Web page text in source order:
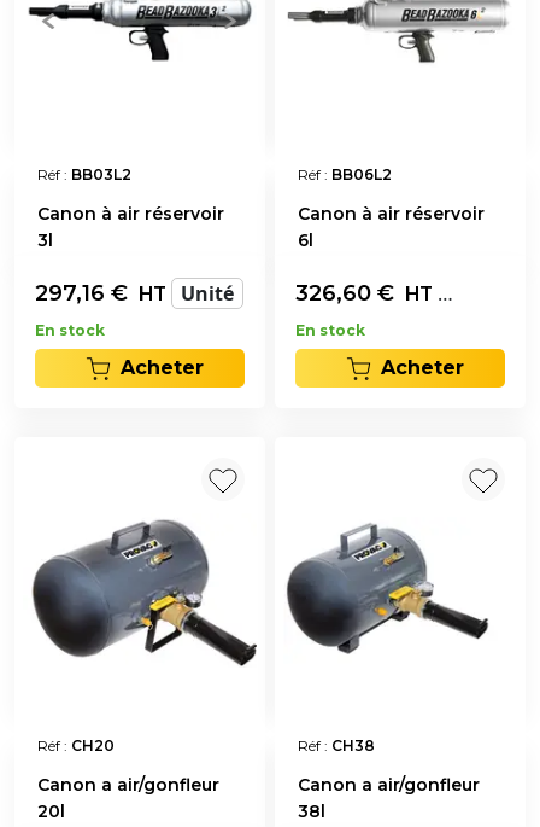
Réf : BB03L2
Canon à air réservoir
3l
297,16 € HT Unité
En stock
Acheter
Réf : BB06L2
Canon à air réservoir
6l
326,60 € HT Unité
En stock
Acheter
Réf : CH20
Canon a air/gonfleur
20l
Réf : CH38
Canon a air/gonfleur
38l